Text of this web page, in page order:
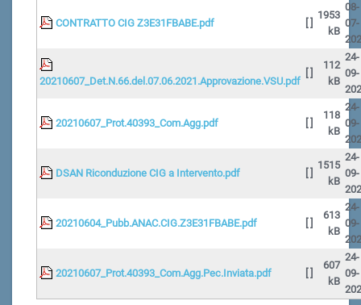
CONTRATTO CIG Z3E31FBABE.pdf
1953
kB
08-
07-
20210607_Det.N.66.del.07.06.2021.Approvazione.VSU.pdf
112
kB
24-
09-
20210607_Prot.40393_Com.Agg.pdf
118
kB
24-
09-
DSAN Riconduzione CIG a Intervento.pdf
1515
kB
24-
09-
20210604_Pubb.ANAC.CIG.Z3E31FBABE.pdf
613
kB
24-
09-
20210607_Prot.40393_Com.Agg.Pec.Inviata.pdf
607
kB
24-
09-